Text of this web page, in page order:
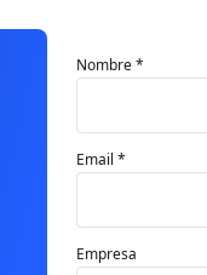
Nombre *
Email *
Empresa